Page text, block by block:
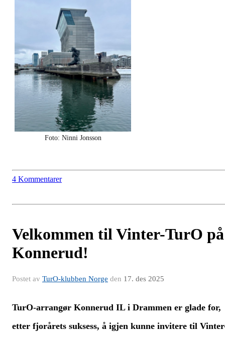
Foto: Ninni Jonsson
4 Kommentarer
Velkommen til Vinter-TurO på
Konnerud!
Postet av TurO-klubben Norge den 17. des 2025
TurO-arrangør Konnerud IL i Drammen er glade for,
etter fjorårets suksess, å igjen kunne invitere til